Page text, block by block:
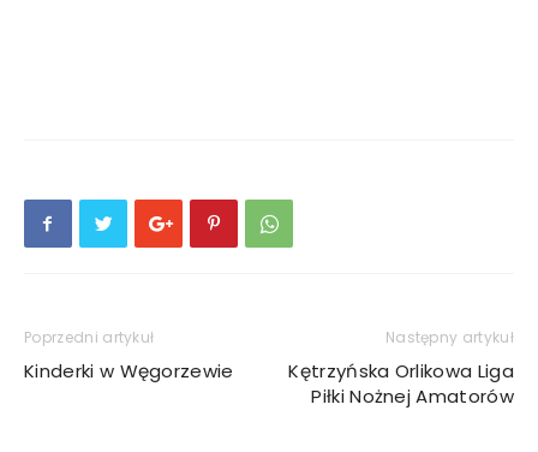
Poprzedni artykuł
Kinderki w Węgorzewie
Następny artykuł
Kętrzyńska Orlikowa Liga
Piłki Nożnej Amatorów